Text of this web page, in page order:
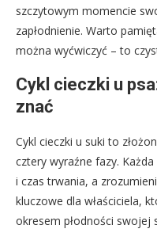
szczytowym momencie
zapłodnienie. Warto
można wyćwiczyć – to
Cykl cieczki u
znać
Cykl cieczki u suki to
cztery wyraźne fazy.
i czas trwania, a
kluczowe dla właściciela,
okresem płodności swojej